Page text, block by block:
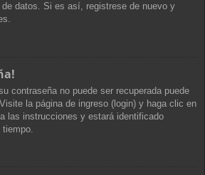
datos. Si es así, registrese de nuevo y
contraseña no puede ser recuperada puede
la página de ingreso (login) y haga clic en
las instrucciones y estará identificado